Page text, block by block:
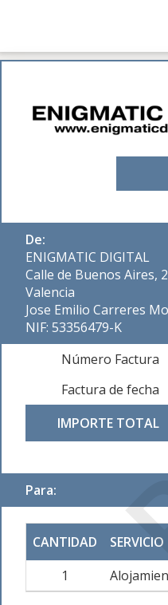
De:
ENIGMATIC DIGITAL
Calle de Buenos Aires,
Valencia
Jose Emilio Carreres
NIF: 53356479-K
Número Factura
Factura de fecha
IMPORTE TOTAL
Para:
CANTIDAD
SERVICIO
1